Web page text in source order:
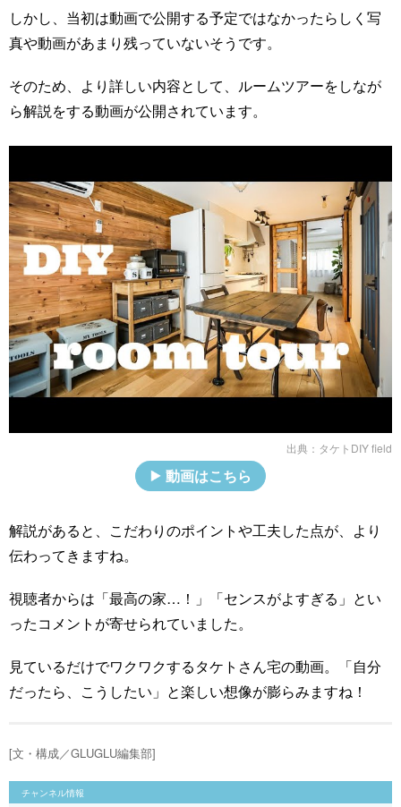
しかし、当初は動画で公開する予定ではなかったらしく写
真や動画があまり残っていないそうです。
そのため、より詳しい内容として、ルームツアーをしなが
ら解説をする動画が公開されています。
出典： タケトDIY field
動画はこちら
解説があると、こだわりのポイントや工夫した点が、より
伝わってきますね。
視聴者からは「最高の家…！」「センスがよすぎる」とい
ったコメントが寄せられていました。
見ているだけでワクワクするタケトさん宅の動画。「自分
だったら、こうしたい」と楽しい想像が膨らみますね！
[文・構成／GLUGLU編集部]
チャンネル情報